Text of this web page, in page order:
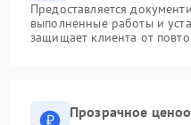
Предоставляется
выполненные работы и
защищает клиента от
Прозрачное